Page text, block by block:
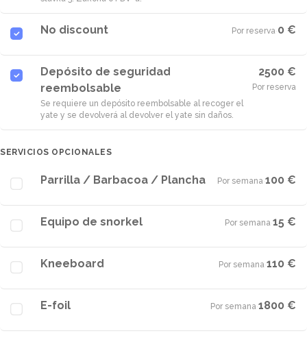
No discount Por reserva·0 €
Depósito de seguridad
reembolsable
Se requiere un depósito reembolsable al recoger el
yate y se devolverá al devolver el yate sin daños.
2500 €
Por reserva
SERVICIOS OPCIONALES
Parrilla / Barbacoa / Plancha Por semana·100 €
Equipo de snorkel Por semana·15 €
Kneeboard Por semana·110 €
E-foil Por semana·1800 €